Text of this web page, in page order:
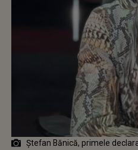
Ștefan Bănică, primele